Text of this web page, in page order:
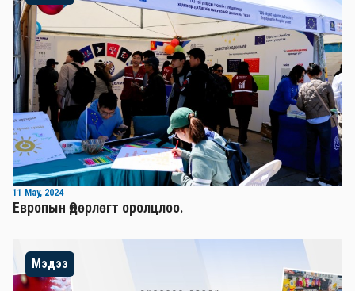
11 May, 2024
Европын Өдөрлөгт оролцлоо.
Мэдээ